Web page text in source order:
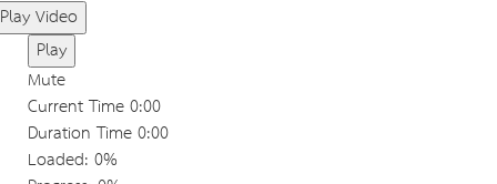
Play Video
Play
Mute
Current Time0:00
Duration Time0:00
Loaded: 0%